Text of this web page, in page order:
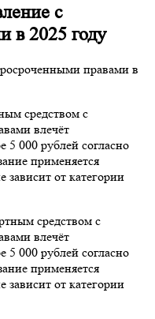
с
в 2025 году
средством с
влечёт
5 000 рублей согласно
применяется
зависит от категории